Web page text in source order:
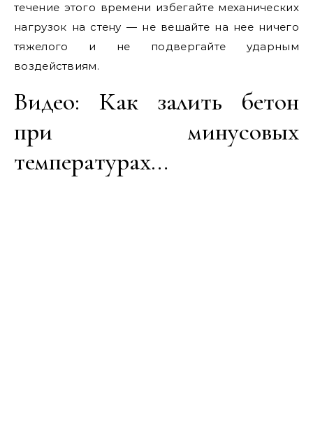
течение этого времени избегайте механических
нагрузок на стену — не вешайте на нее ничего
тяжелого и не подвергайте ударным
воздействиям.
Видео: Как залить бетон
при минусовых
температурах…